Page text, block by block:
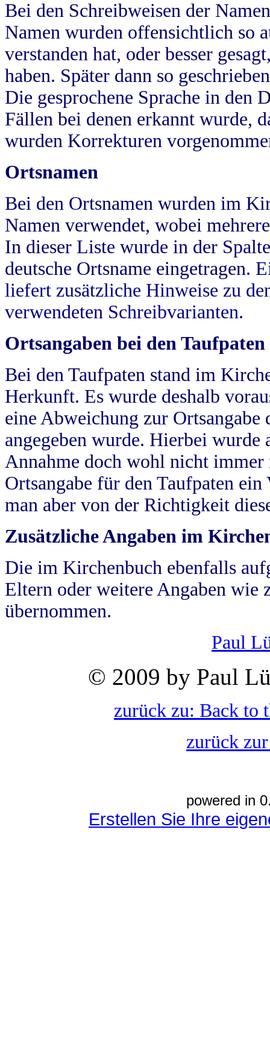
Bei den Schreibweisen der
Namen wurden offensichtlich so
verstanden hat, oder besser
haben. Später dann so
Die gesprochene Sprache in
Fällen bei denen erkannt wurde,
wurden Korrekturen
Ortsnamen
Bei den Ortsnamen wurden im
Namen verwendet, wobei
In dieser Liste wurde in der
deutsche Ortsname eingetragen.
liefert zusätzliche Hinweise zu
verwendeten Schreibvarianten.
Ortsangaben bei den Taufpaten
Bei den Taufpaten stand im
Herkunft. Es wurde deshalb
eine Abweichung zur
angegeben wurde. Hierbei wurde
Annahme doch wohl nicht
Ortsangabe für den Taufpaten
man aber von der Richtigkeit
Zusätzliche Angaben im
Die im Kirchenbuch ebenfalls
Eltern oder weitere Angaben wie
übernommen.
Paul
© 2009 by Paul
zurück zu: Back to
zurück
powered in
Erstellen Sie Ihre